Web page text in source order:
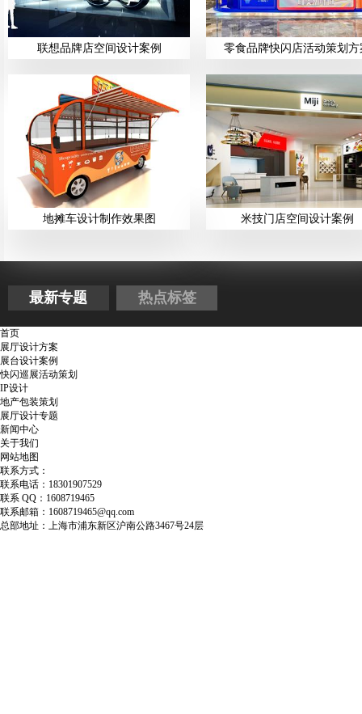
联想品牌店空间设计案例 零食品牌快闪店活动策划方
地摊车设计制作效果图 米技门店空间设计案例
最新专题 热点标签
首页
展厅设计方案
展台设计案例
快闪巡展活动策划
IP设计
地产包装策划
展厅设计专题
新闻中心
关于我们
网站地图
联系方式：
联系电话：18301907529
联系 QQ：1608719465
联系邮箱：1608719465@qq.com
总部地址：上海市浦东新区沪南公路3467号24层